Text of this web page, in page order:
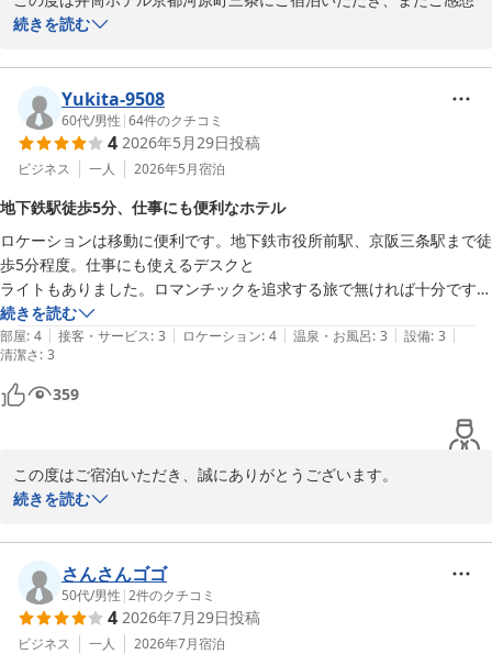
をお寄せいただき誠にありがとうございます。
のこと、大変嬉しく存じます。また、騒音や客室設備に関する貴重
なご意見もありがとうございます。今後のサービス向上の参考とさ
せていただきます。
また京都へお越しの際は、ぜひ当ホテルをご利用ください。スタッ
フ一同、心よりお待ちしております。
井筒ホテル京都河原町三条
2026-07-30
続きを読む
Yukita-9508
60代/男性 |64件のクチコミ
4 2026年5月29日投稿
ビジネス 一人 2026年5月宿泊
地下鉄駅徒歩5分、仕事にも便利なホテル
ロケーションは移動に便利です。地下鉄市役所前駅、京阪三条駅まで徒
歩5分程度。仕事にも使えるデスクと
ライトもありました。ロマンチックを追求する旅で無ければ十分です
(^.^)
続きを読む
部屋: 4 | 接客・サービス: 3 | ロケーション: 4 | 温泉・お風呂: 3 | 設備: 3 |
清潔さ: 3
359
この度はご宿泊いただき、誠にありがとうございます。
立地やお部屋の設備についてお褒めいただき、大変嬉しく存じま
した。
また京都へお越しの際は、ぜひ当ホテルをご利用くださいませ。
井筒ホテル京都河原町三条
2026-07-19
続きを読む
さんさんゴゴ
50代/男性 |2件のクチコミ
4 2026年7月29日投稿
ビジネス 一人 2026年7月宿泊